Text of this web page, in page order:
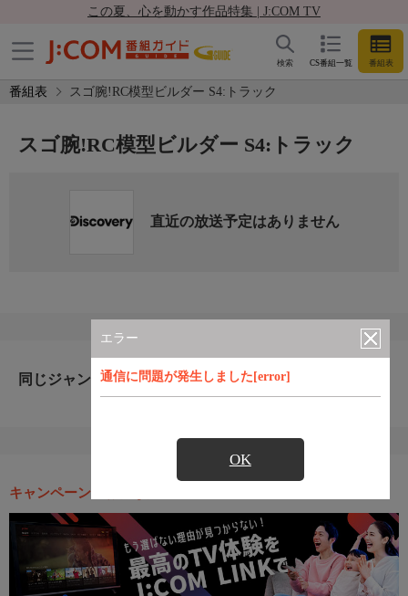
この夏、心を動かす作品特集 | J:COM TV
CS番組一覧 番組表
検索
番組表 スゴ腕!RC模型ビルダー S4:トラック
エラー
通信に問題が発生しました[error]
OK
スゴ腕!RC模型ビルダー S4:トラック
直近の放送予定はありません
同じジャンルのおすすめ番組
キャンペーン・お得な情報